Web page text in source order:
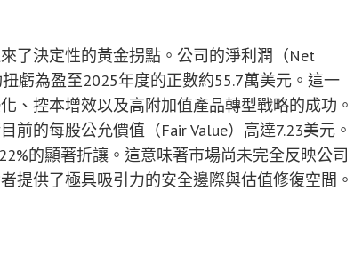
了決定性的黃金拐點。公司的淨利潤（Net
虧為盈至2025年度的正數約55.7萬美元。這一
、控本增效以及高附加值產品轉型戰略的成功。
的每股公允價值（Fair Value）高達7.23美元。
的顯著折讓。這意味著市場尚未完全反映公司
提供了極具吸引力的安全邊際與估值修復空間。